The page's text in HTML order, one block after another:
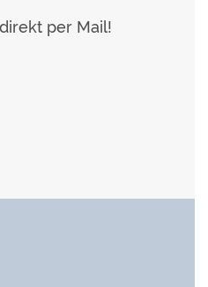
per Mail!